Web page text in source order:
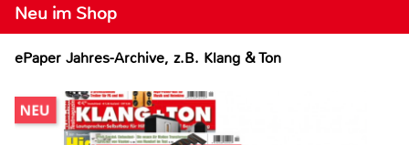
Neu im Shop
ePaper Jahres-Archive, z.B. Klang & Ton